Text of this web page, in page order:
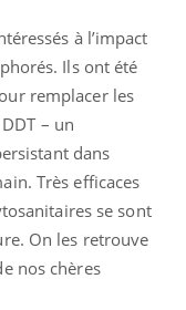
à l’impact
Ils ont été
remplacer les
– un
dans
Très efficaces
se sont
On les retrouve
nos chères